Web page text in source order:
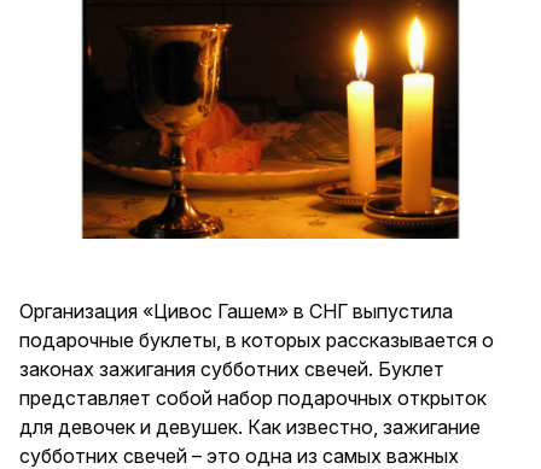
Организация «Цивос Гашем» в СНГ выпустила
подарочные буклеты, в которых рассказывается о
законах зажигания субботних свечей. Буклет
представляет собой набор подарочных открыток
для девочек и девушек. Как известно, зажигание
субботних свечей – это одна из самых важных